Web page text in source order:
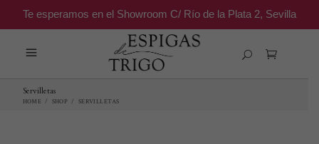
Te esperamos en el Showroom C/ Río de la Plata 2, Sevilla
Servilletas
HOME / SHOP / SERVILLETAS